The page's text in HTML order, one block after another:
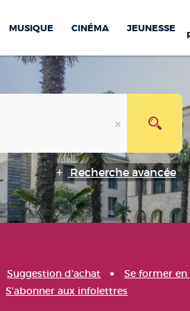
MUSIQUE CINÉMA JEUNESSE
Recherche avancée
Suggestion d'achat
Se former en
S'abonner aux infolettres